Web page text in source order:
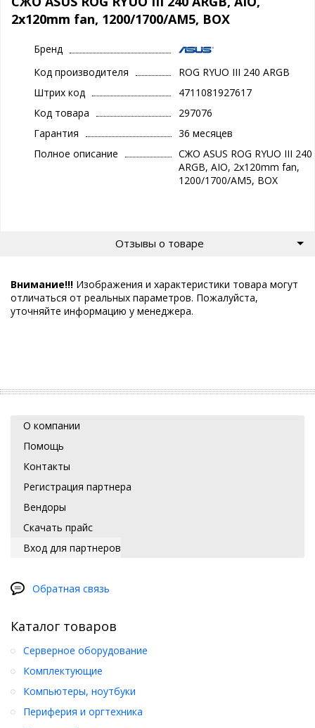
2x120mm fan, 1200/1700/AM5, BOX
Бренд
Код производителя
ROG RYUO III 240 ARGB
Штрих код
4711081927617
Код товара
297076
Гарантия
36 месяцев
Полное описание
СЖО ASUS ROG RYUO III 240
ARGB, AIO, 2x120mm fan,
1200/1700/AM5, BOX
Отзывы о товаре
Внимание!!! Изображения и характеристики товара могут
отличаться от реальных параметров. Пожалуйста,
уточняйте информацию у менеджера.
О компании
Помощь
Контакты
Регистрация партнера
Вендоры
Скачать прайс
Вход для партнеров
Обратная связь
Каталог товаров
Серверное оборудование
Комплектующие
Компьютеры, ноутбуки
Периферия и оргтехника